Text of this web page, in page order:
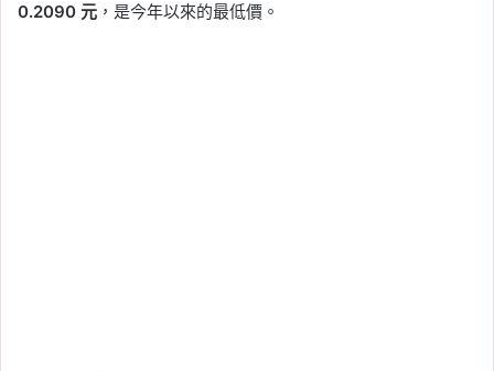
0.2090 元 ，是今年以來的最低價。